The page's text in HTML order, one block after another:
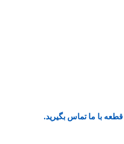
با ما تماس بگیرید.